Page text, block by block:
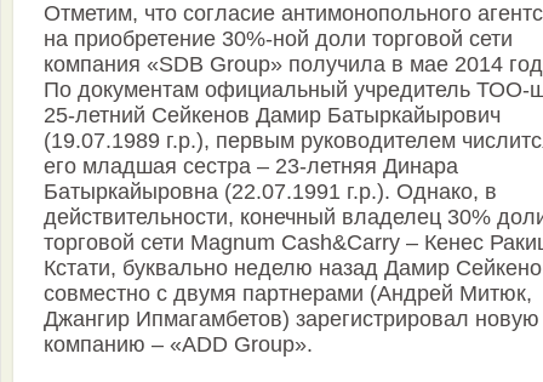
Отметим, что согласие антимонопольного
на приобретение 30%-ной доли торговой сети
компания «SDB Group» получила в мае 2014
По документам официальный учредитель ТОО-
25-летний Сейкенов Дамир Батыркайырович
(19.07.1989 г.р.), первым руководителем
его младшая сестра – 23-летняя Динара
Батыркайыровна (22.07.1991 г.р.). Однако, в
действительности, конечный владелец 30%
торговой сети Magnum Cash&Carry – Кенес
Кстати, буквально неделю назад Дамир
совместно с двумя партнерами (Андрей Митюк,
Джангир Ипмагамбетов) зарегистрировал новую
компанию – «ADD Group».